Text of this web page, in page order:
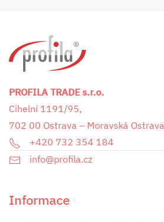
PROFILA TRADE s.r.o.
Cihelní 1191/95,
702 00 Ostrava – Moravská Ostrava
+420 732 354 184
info@profila.cz
Informace